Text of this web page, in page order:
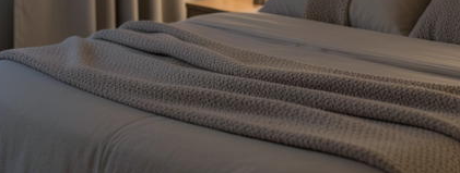
คืน
สุขภาพ
ดี
ขึ้น
ทันตา